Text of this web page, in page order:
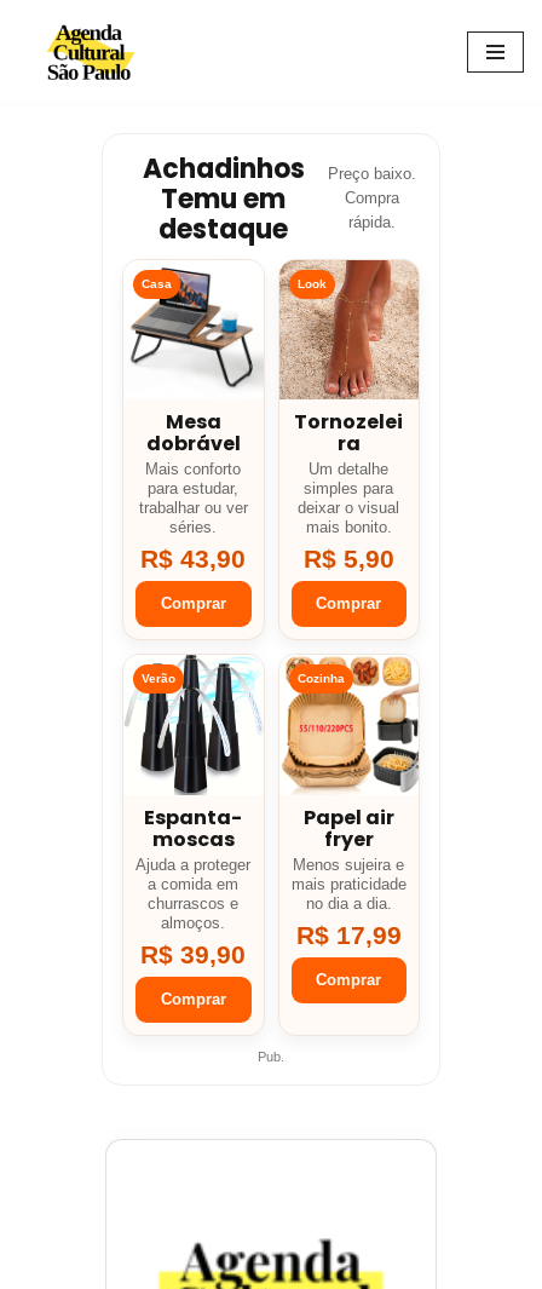
Avançar
Achadinhos
Temu em
destaque
Preço baixo.
Compra
rápida.
Casa
Mesa
dobrável
Mais conforto
para estudar,
trabalhar ou ver
séries.
R$ 43,90
Comprar
Look
Tornozelei
ra
Um detalhe
simples para
deixar o visual
mais bonito.
R$ 5,90
Comprar
Verão
Espanta-
moscas
Ajuda a proteger
a comida em
churrascos e
almoços.
R$ 39,90
Comprar
Cozinha
Papel air
fryer
Menos sujeira e
mais praticidade
no dia a dia.
R$ 17,99
Comprar
Pub.